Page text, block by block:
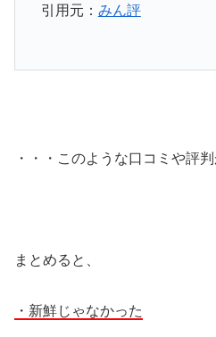
引用元： みん評
・・・このような口コミや評判
まとめると、
・新鮮じゃなかった